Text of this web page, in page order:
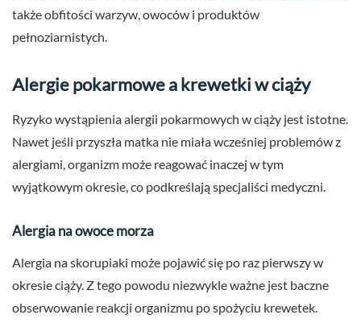
także obfitości warzyw, owoców i produktów
pełnoziarnistych.
Alergie pokarmowe a krewetki w ciąży
Ryzyko wystąpienia alergii pokarmowych w ciąży jest istotne.
Nawet jeśli przyszła matka nie miała wcześniej problemów z
alergiami, organizm może reagować inaczej w tym
wyjątkowym okresie, co podkreślają specjaliści medyczni.
Alergia na owoce morza
Alergia na skorupiaki może pojawić się po raz pierwszy w
okresie ciąży. Z tego powodu niezwykle ważne jest baczne
obserwowanie reakcji organizmu po spożyciu krewetek.